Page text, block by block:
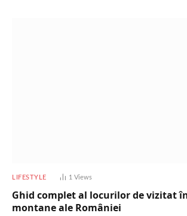
LIFESTYLE 1 Views
Ghid complet al locurilor de vizitat
montane ale României